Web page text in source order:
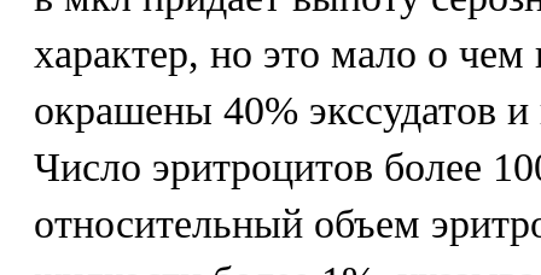
характер, но это мало о чем
окрашены 40% экссудатов
Число эритроцитов более
относительный объем